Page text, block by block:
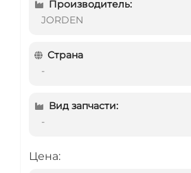
Производитель:
JORDEN
Страна
-
Вид запчасти:
-
Цена: